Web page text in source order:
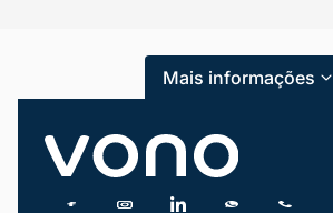
Atendimento ao Cliente
Blog
Dicas e Tutoriais
Gestão de Condomínios
Mais informações